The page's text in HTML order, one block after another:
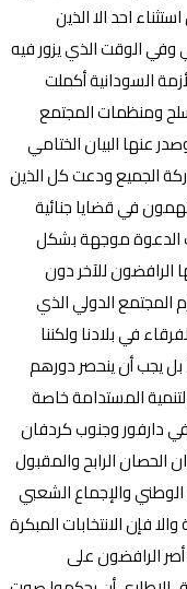
احد الا الذين
وفي الوقت الذي يزور فيه
السودانية أكملت
ومنظمات المجتمع
عنها البيان الختامي
الجميع ودعت كل الذين
في قضايا جنائية
الدعوة موجهة بشكل
الرافضون للآخر دون
الدولي الذي
في بلادنا ولكننا
بل يجب أن ينحصر دورهم
المستدامة خاصة
في دارفور وجنوب كردفان
الحصان الرابح والمقبول
والإجماع الشعبي
فإن الانتخابات المبكرة
أصر الرافضون على